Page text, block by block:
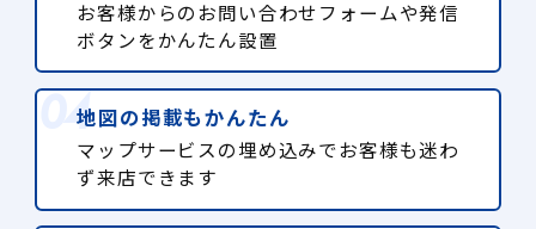
お客様からのお問い合わせフォームや発信
ボタンをかんたん設置
地図の掲載もかんたん
マップサービスの埋め込みでお客様も迷わ
ず来店できます